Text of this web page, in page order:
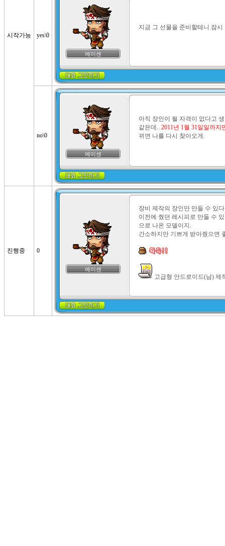
시작가능 yes\0
에이센
지금 그 선물을 준비할테니 잠
no\0
에이센
아직 장인이 될 자격이 없다고
같은데.. 2011년 1월 31일일까지
뀌면 나를 다시 찾아오게.
진행중 0
에이센
장비 제작의 장인만 만들 수 있
이전에 줬던 레시피로 만들 수
으로 나온 모델이지.
간소하지만 기쁘게 받아줬으면
고급형 안드로이드(남) 제